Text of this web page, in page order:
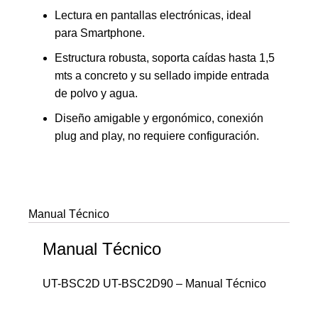
Lectura en pantallas electrónicas, ideal
para Smartphone.
Estructura robusta, soporta caídas hasta 1,5
mts a concreto y su sellado impide entrada
de polvo y agua.
Diseño amigable y ergonómico, conexión
plug and play, no requiere configuración.
Manual Técnico
Manual Técnico
UT-BSC2D UT-BSC2D90 – Manual Técnico